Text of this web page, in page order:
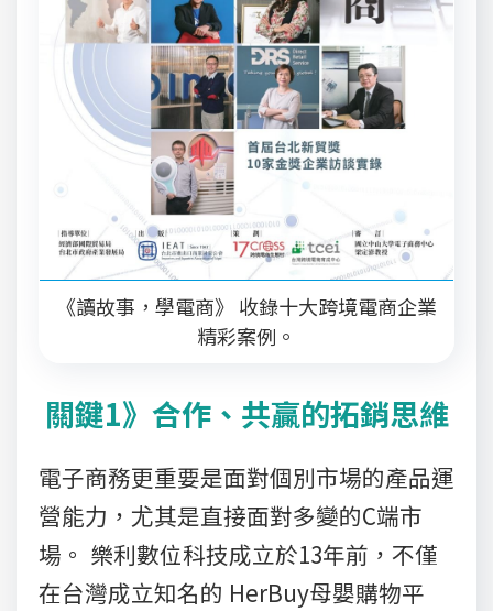
《讀故事，學電商》 收錄十大跨境電商企業
精彩案例。
關鍵1》合作、共贏的拓銷思維
電子商務更重要是面對個別市場的產品運
營能力，尤其是直接面對多變的C端市
場。 樂利數位科技成立於13年前，不僅
在台灣成立知名的 HerBuy母嬰購物平